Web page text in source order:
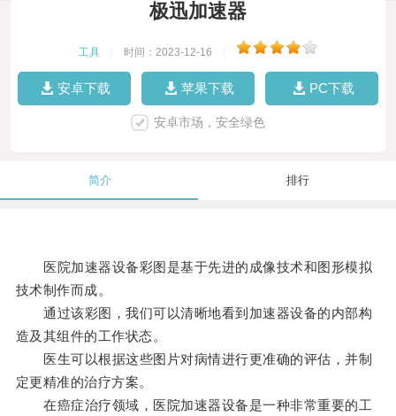
极迅加速器
工具 时间：2023-12-16
安卓下载 苹果下载 PC下载
安卓市场，安全绿色
简介 排行
医院加速器设备彩图是基于先进的成像技术和图形模拟
技术制作而成。
通过该彩图，我们可以清晰地看到加速器设备的内部构
造及其组件的工作状态。
医生可以根据这些图片对病情进行更准确的评估，并制
定更精准的治疗方案。
在癌症治疗领域，医院加速器设备是一种非常重要的工